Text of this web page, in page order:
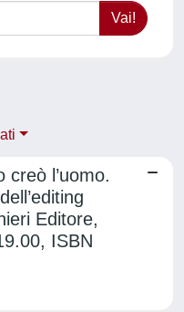
creò l’uomo.
Editore,
ISBN